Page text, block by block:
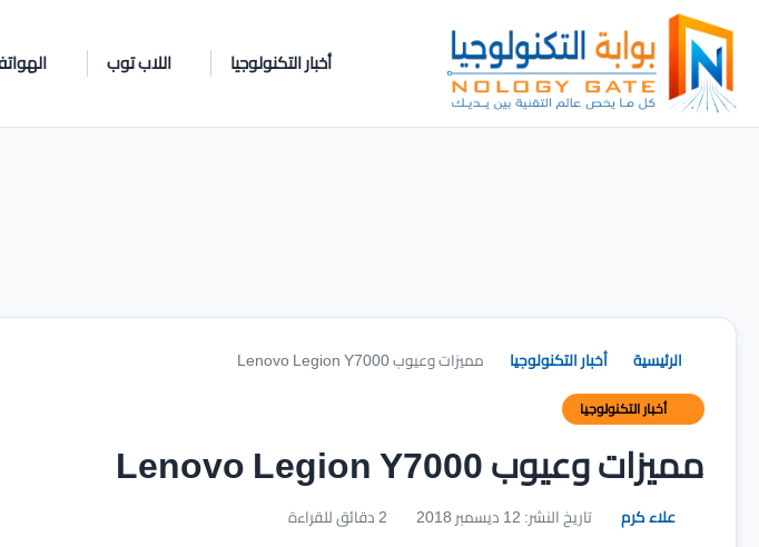
أخبار التكنولوجيا اللاب توب
الرئيسية أخبار التكنولوجيا مميزات وعيوب Lenovo Legion Y7000
أخبار التكنولوجيا
مميزات وعيوب Lenovo Legion Y7000
علاء كرم تاريخ النشر: 12 ديسمبر 2018